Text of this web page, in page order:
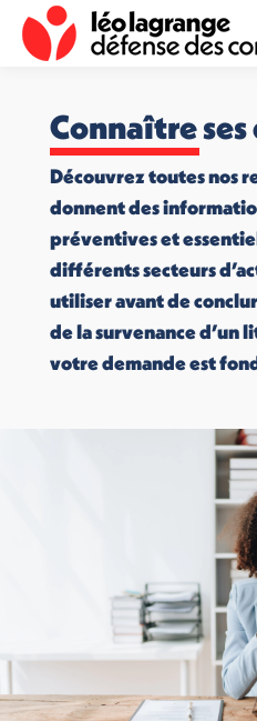
Connaître
Découvrez toutes nos
donnent des
préventives et
différents secteurs
utiliser avant de
de la survenance d’un
votre demande est